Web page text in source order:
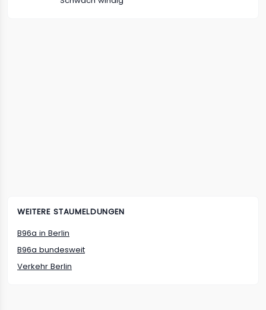
WEITERE STAUMELDUNGEN
B96a in Berlin
B96a bundesweit
Verkehr Berlin